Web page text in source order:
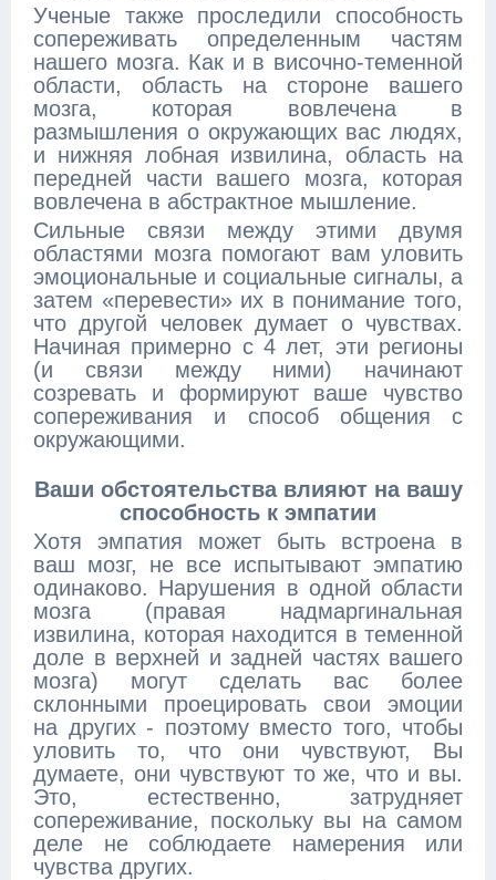
Ученые также проследили способность
сопереживать определенным частям
нашего мозга. Как и в височно-теменной
области, область на стороне вашего
мозга, которая вовлечена в
размышления о окружающих вас людях,
и нижняя лобная извилина, область на
передней части вашего мозга, которая
вовлечена в абстрактное мышление.
Сильные связи между этими двумя
областями мозга помогают вам уловить
эмоциональные и социальные сигналы, а
затем «перевести» их в понимание того,
что другой человек думает о чувствах.
Начиная примерно с 4 лет, эти регионы
(и связи между ними) начинают
созревать и формируют ваше чувство
сопереживания и способ общения с
окружающими.
Ваши обстоятельства влияют на вашу
способность к эмпатии
Хотя эмпатия может быть встроена в
ваш мозг, не все испытывают эмпатию
одинаково. Нарушения в одной области
мозга (правая надмаргинальная
извилина, которая находится в теменной
доле в верхней и задней частях вашего
мозга) могут сделать вас более
склонными проецировать свои эмоции
на других - поэтому вместо того, чтобы
уловить то, что они чувствуют, Вы
думаете, они чувствуют то же, что и вы.
Это, естественно, затрудняет
сопереживание, поскольку вы на самом
деле не соблюдаете намерения или
чувства других.